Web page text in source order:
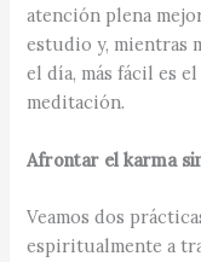
atención plena
estudio y, mientras
el día, más fácil es
meditación.
Afrontar el karma
Veamos dos
espiritualmente a